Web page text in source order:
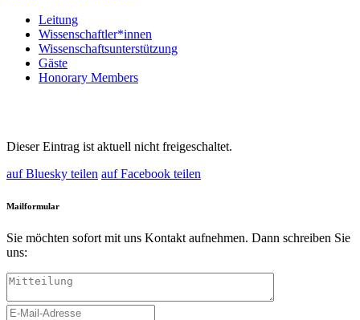
Leitung
Wissenschaftler*innen
Wissenschaftsunterstützung
Gäste
Honorary Members
Dieser Eintrag ist aktuell nicht freigeschaltet.
auf Bluesky teilen auf Facebook teilen
Mailformular
Sie möchten sofort mit uns Kontakt aufnehmen. Dann schreiben Sie
uns: